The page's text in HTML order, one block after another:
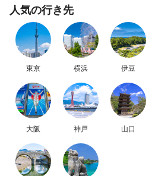
人気の行き先
東京 横浜 伊豆
大阪 神戸 山口